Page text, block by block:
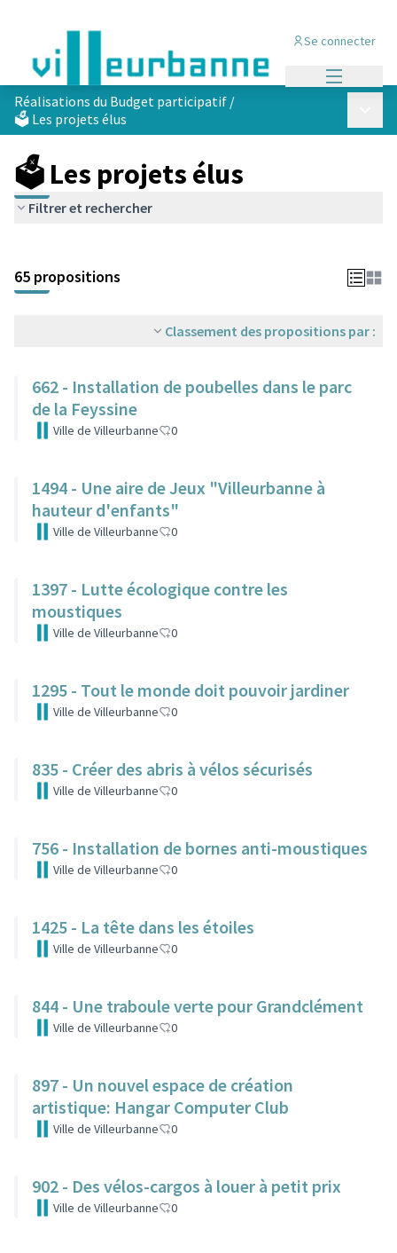
Se connecter
Réalisations du Budget participatif /
🗳️ Les projets élus
🗳️ Les projets élus
Filtrer et rechercher
+
−
65 propositions
Classement des propositions par :
662 - Installation de poubelles dans le parc
de la Feyssine
Ville de Villeurbanne 0
1494 - Une aire de Jeux "Villeurbanne à
hauteur d'enfants"
Ville de Villeurbanne 0
1397 - Lutte écologique contre les
moustiques
Ville de Villeurbanne 0
1295 - Tout le monde doit pouvoir jardiner
Ville de Villeurbanne 0
835 - Créer des abris à vélos sécurisés
Ville de Villeurbanne 0
756 - Installation de bornes anti-moustiques
Ville de Villeurbanne 0
1425 - La tête dans les étoiles
Ville de Villeurbanne 0
844 - Une traboule verte pour Grandclément
Ville de Villeurbanne 0
897 - Un nouvel espace de création
artistique: Hangar Computer Club
Ville de Villeurbanne 0
902 - Des vélos-cargos à louer à petit prix
Ville de Villeurbanne 0